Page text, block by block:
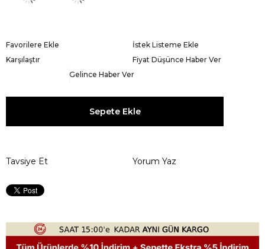
Favorilere Ekle
İstek Listeme Ekle
Karşılaştır
Fiyat Düşünce Haber Ver
Gelince Haber Ver
Tavsiye Et Yorum Yaz